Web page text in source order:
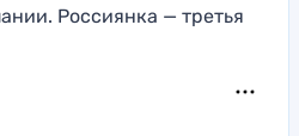
Россиянка — третья